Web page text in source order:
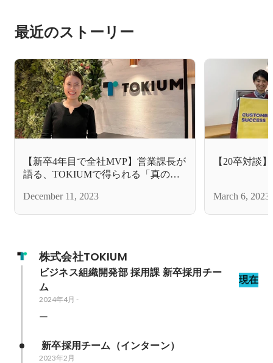
最近のストーリー
【新卒4年目で全社MVP】営業課長が
語る、TOKIUMで得られる「真の営
り」とは
December 11, 2023
【20卒対談
March 6, 2023
株式会社TOKIUM
ビジネス組織開発部 採用課 新卒採用チー
ム
現在
2024年4月 -
ー
新卒採用チーム（インターン）
2023年2月